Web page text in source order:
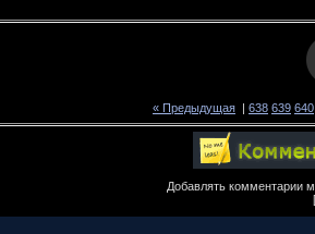
« Предыдущая | 638 639 640
Добавлять комментарии
[